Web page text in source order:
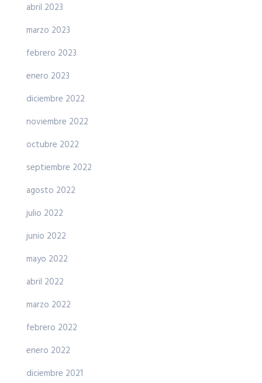
abril 2023
marzo 2023
febrero 2023
enero 2023
diciembre 2022
noviembre 2022
octubre 2022
septiembre 2022
agosto 2022
julio 2022
junio 2022
mayo 2022
abril 2022
marzo 2022
febrero 2022
enero 2022
diciembre 2021